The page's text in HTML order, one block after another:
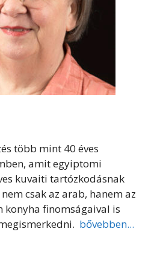
több mint 40 éves
amit egyiptomi
kuvaiti tartózkodásnak
csak az arab, hanem az
konyha finomságaival is
bővebben...